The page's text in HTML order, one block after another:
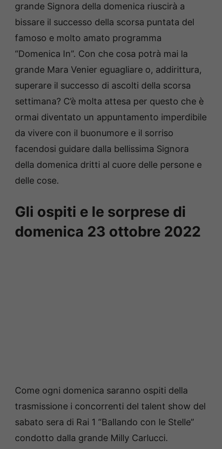
grande Signora della domenica riuscirà a
bissare il successo della scorsa puntata del
famoso e molto amato programma
“Domenica In”. Con che cosa potrà mai la
grande Mara Venier eguagliare o, addirittura,
superare il successo di ascolti della scorsa
settimana? C’è molta attesa per questo che è
ormai diventato un appuntamento imperdibile
da vivere con il buonumore e il sorriso
facendosi guidare dalla bellissima Signora
della domenica dritti al cuore delle persone e
delle cose.
Gli ospiti e le sorprese di
domenica 23 ottobre 2022
Come ogni domenica saranno ospiti della
trasmissione i concorrenti del talent show del
sabato sera di Rai 1 “Ballando con le Stelle”
condotto dalla grande Milly Carlucci.